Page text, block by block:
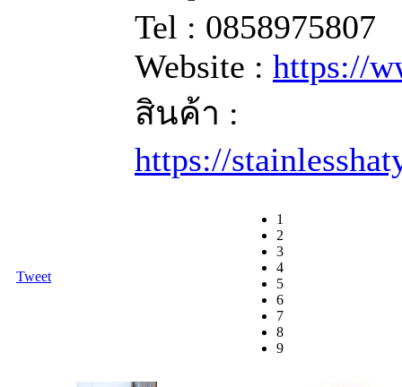
Tel : 0858975807
Website : https://
สินค้า :
https://
Tweet
1
2
3
4
5
6
7
8
9